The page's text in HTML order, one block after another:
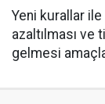
Yeni kurallar ile
azaltılması
gelmesi